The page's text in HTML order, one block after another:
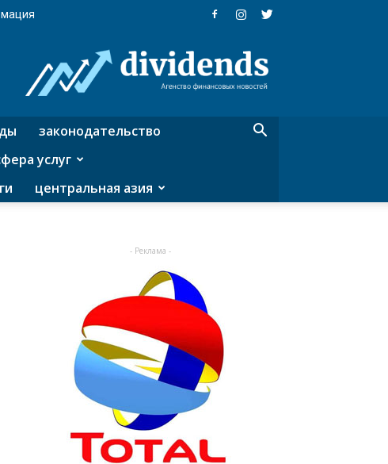
агентство
финансовых
законодательство
услуг
центральная азия
- Реклама -